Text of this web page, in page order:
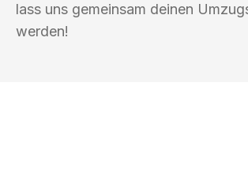
lass uns gemeinsam deinen
werden!